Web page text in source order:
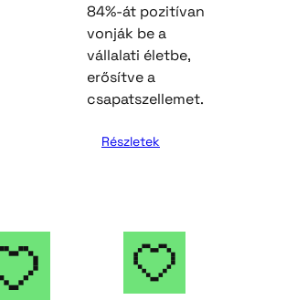
84%-át pozitívan
vonják be a
vállalati életbe,
erősítve a
csapatszellemet.
Részletek